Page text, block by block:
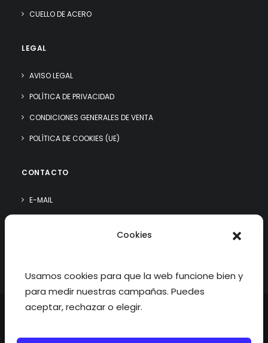
Cookies
Usamos cookies para que la web funcione bien y
para medir nuestras campañas. Puedes
aceptar, rechazar o elegir.
CUELLO DE ACERO
LEGAL
AVISO LEGAL
POLÍTICA DE PRIVACIDAD
CONDICIONES GENERALES DE VENTA
POLÍTICA DE COOKIES (UE)
CONTACTO
E-MAIL